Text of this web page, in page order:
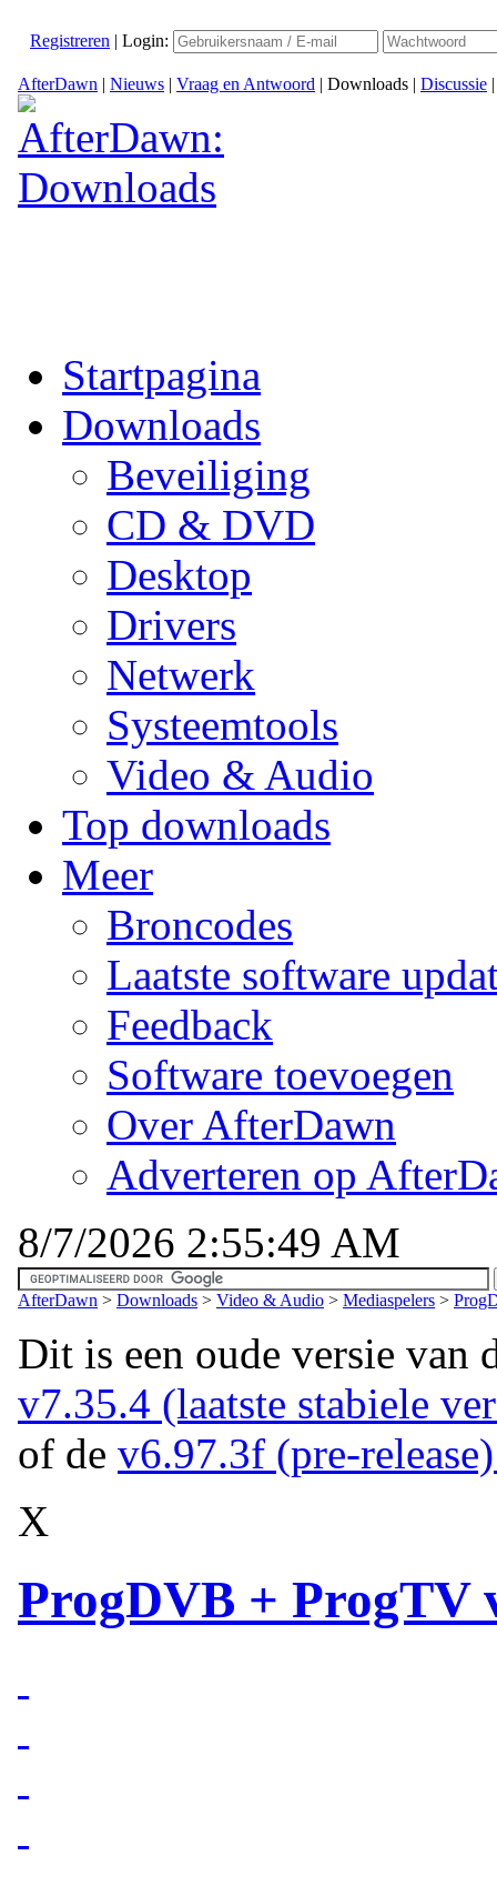
Registreren | Login:
AfterDawn | Nieuws | Vraag en Antwoord | Downloads | Discussie
Startpagina
Downloads
Beveiliging
CD & DVD
Desktop
Drivers
Netwerk
Systeemtools
Video & Audio
Top downloads
Meer
Broncodes
Laatste software
Feedback
Software toevoegen
Over AfterDawn
Adverteren op
8/7/2026 2:55:49 AM
AfterDawn > Downloads > Video & Audio > Mediaspelers >
Dit is een oude versie van
v7.35.4 (laatste stabiele
of de v6.97.3f (pre-
X
ProgDVB + ProgTV